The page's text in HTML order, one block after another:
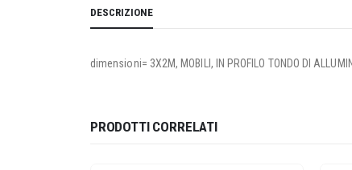
DESCRIZIONE
dimensioni= 3X2M, MOBILI, IN PROFILO TONDO DI
PRODOTTI CORRELATI